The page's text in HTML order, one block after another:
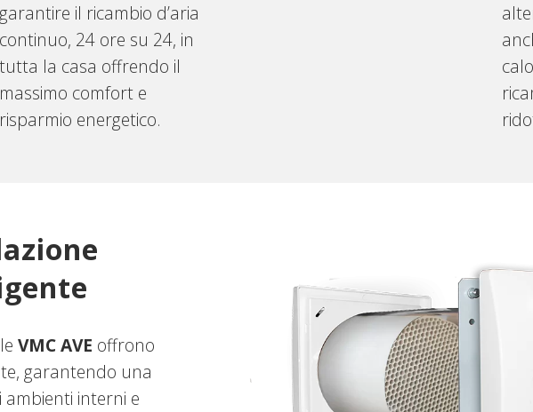
garantire il ricambio d’aria
continuo, 24 ore su 24, in
tutta la casa offrendo il
massimo comfort e
risparmio energetico.
VMC AVE offrono
garantendo una
ambienti interni e